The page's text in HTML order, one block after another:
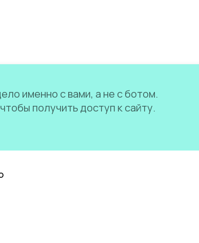
именно с вами, а не с ботом.
получить доступ к сайту.